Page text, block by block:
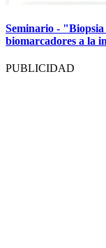
Seminario -
biomarcadores a la
PUBLICIDAD